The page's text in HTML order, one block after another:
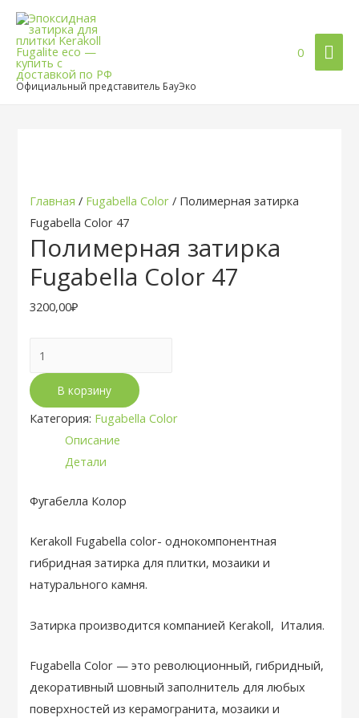
Официальный представитель БауЭко
0
Главная / Fugabella Color / Полимерная затирка
Fugabella Color 47
Полимерная затирка
Fugabella Color 47
3200,00₽
товара
Полимерная
затирка
Fugabella
В корзину
Категория: Fugabella Color
Описание
Детали
Фугабелла Колор
Kerakoll Fugabella color- однокомпонентная
гибридная затирка для плитки, мозаики и
натурального камня.
Затирка производится компанией Kerakoll, Италия.
Fugabella Color — это революционный, гибридный,
декоративный шовный заполнитель для любых
поверхностей из керамогранита, мозаики и